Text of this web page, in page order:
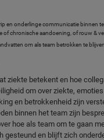
en onderlinge communicatie binnen
of chronische aandoening, of rouw &
om als team betrokken te
ziekte betekent en hoe
om over ziekte,
en betrokkenheid zijn
binnen het team zijn
hoe als team om te gaan
gesteund en blijft zich